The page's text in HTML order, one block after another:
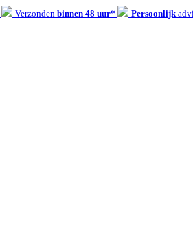
Verzonden binnen 48 uur* Persoonlijk